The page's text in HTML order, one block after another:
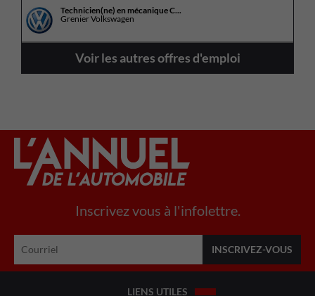
Technicien(ne) en mécanique C...
Grenier Volkswagen
Voir les autres offres d'emploi
Inscrivez vous à l'infolettre.
LIENS UTILES